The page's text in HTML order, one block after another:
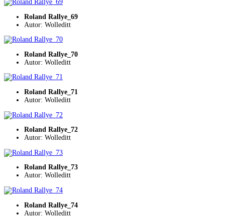
Roland Rallye_69
Autor: Wolleditt
Roland Rallye_70
Autor: Wolleditt
Roland Rallye_71
Autor: Wolleditt
Roland Rallye_72
Autor: Wolleditt
Roland Rallye_73
Autor: Wolleditt
Roland Rallye_74
Autor: Wolleditt